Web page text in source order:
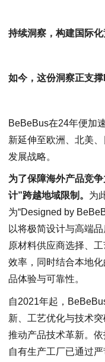
持续洞察，构建国际化
如今，这份洞察正支撑
BeBeBus在24年便加
新延伸至欧洲、北美
发展战略。
为了保障海外产品竞
计”跨越地域限制。 为
为“Designed by
以将极简设计与高端
原材料供应商选择、
效率，同时结合本地
品体验与可靠性。
自2021年起，
新、工艺优化与技术
推动产品技术革新。
自有生产工厂已通过